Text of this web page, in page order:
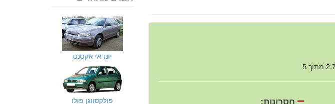
חסרונות:
יונדאי אקסנט
פולקסווגן פולו